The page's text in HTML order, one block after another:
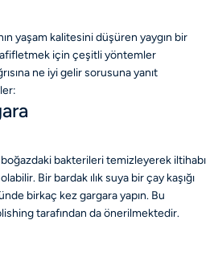
yaşam kalitesini düşüren yaygın bir
için çeşitli yöntemler
ne iyi gelir sorusuna yanıt
bakterileri temizleyerek iltihabı
Bir bardak ılık suya bir çay kaşığı
birkaç kez gargara yapın. Bu
tarafından da önerilmektedir.